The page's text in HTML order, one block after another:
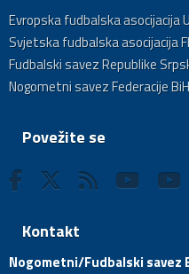
Evropska fudbalska asocijacija
Svjetska fudbalska asocijacija
Fudbalski savez Republike
Nogometni savez Federacije BiH
Povežite se
Kontakt
Nogometni/Fudbalski savez